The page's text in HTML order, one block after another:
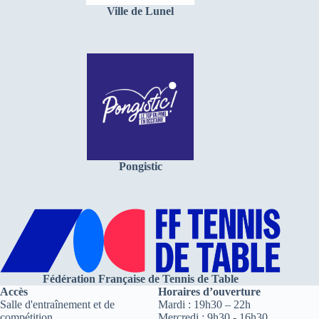
Ville de Lunel
Pongistic
Fédération Française de Tennis de Table
Accès
Salle d'entraînement et de
Horaires d’ouverture
Mardi : 19h30 – 22h